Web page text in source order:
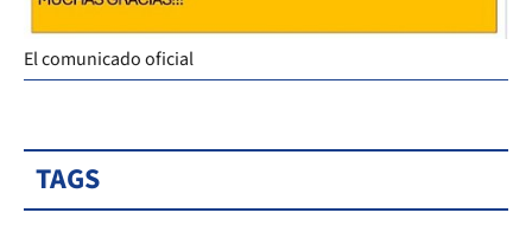
El comunicado oficial
TAGS